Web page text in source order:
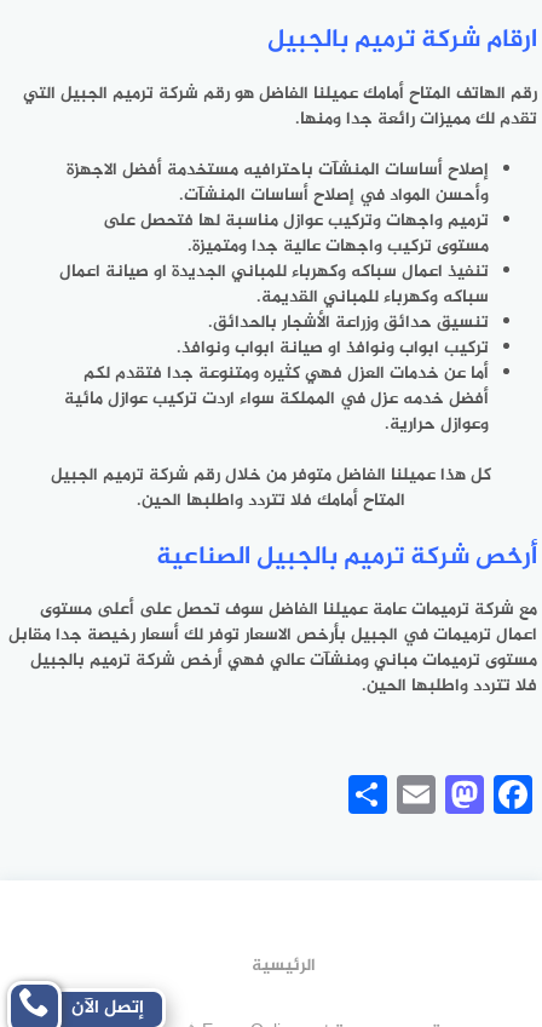
ارقام شركة ترميم بالجبيل
رقم الهاتف المتاح أمامك عميلنا الفاضل هو رقم شركة ترميم الجبيل التي
تقدم لك مميزات رائعة جدا ومنها.
إصلاح أساسات المنشآت باحترافيه مستخدمة أفضل الاجهزة
وأحسن المواد في إصلاح أساسات المنشآت.
ترميم واجهات وتركيب عوازل مناسبة لها فتحصل على
مستوى تركيب واجهات عالية جدا ومتميزة.
تنفيذ اعمال سباكه وكهرباء للمباني الجديدة او صيانة اعمال
سباكه وكهرباء للمباني القديمة.
تنسيق حدائق وزراعة الأشجار بالحدائق.
تركيب ابواب ونوافذ او صيانة ابواب ونوافذ.
أما عن خدمات العزل فهي كثيره ومتنوعة جدا فتقدم لكم
أفضل خدمه عزل في المملكة سواء اردت تركيب عوازل مائية
وعوازل حرارية.
كل هذا عميلنا الفاضل متوفر من خلال رقم شركة ترميم الجبيل
المتاح أمامك فلا تتردد واطلبها الحين.
أرخص شركة ترميم بالجبيل الصناعية
مع شركة ترميمات عامة عميلنا الفاضل سوف تحصل على أعلى مستوى
اعمال ترميمات في الجبيل بأرخص الاسعار توفر لك أسعار رخيصة جدا مقابل
مستوى ترميمات مباني ومنشآت عالي فهي أرخص شركة ترميم بالجبيل
فلا تتردد واطلبها الحين.
Facebook
Mastodon
Email
الرئيسية
إتصل الآن